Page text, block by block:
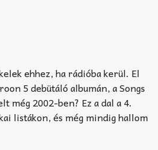
ehhez, ha rádióba kerül. El
5 debütáló albumán, a Songs
még 2002-ben? Ez a dal a 4.
listákon, és még mindig hallom